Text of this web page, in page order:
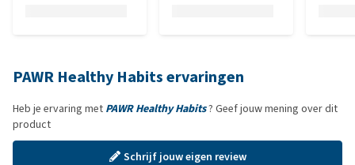
PAWR Healthy Habits ervaringen
Heb je ervaring met PAWR Healthy Habits? Geef jouw mening over dit
product
Schrijf jouw eigen review